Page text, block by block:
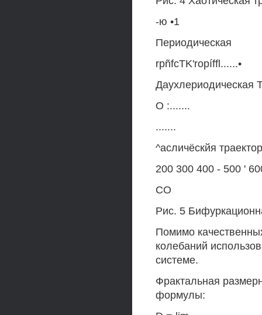
-ю •1
Периодическая
rpñfcTK'ropíffl......•
Даухлериодическая
О :.......
.......
^асличёскйя
200 300 400 - 500 '
СО
Рис. 5
Помимо
колебаний
системе.
Фрактальная
формулы: